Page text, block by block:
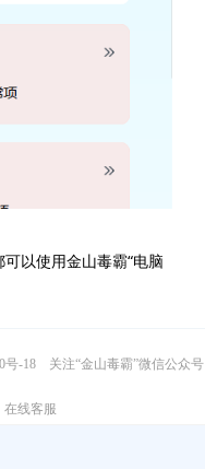
以使用金山毒霸“电脑
号-18 关注“金山毒霸”微信公众号
在线客服